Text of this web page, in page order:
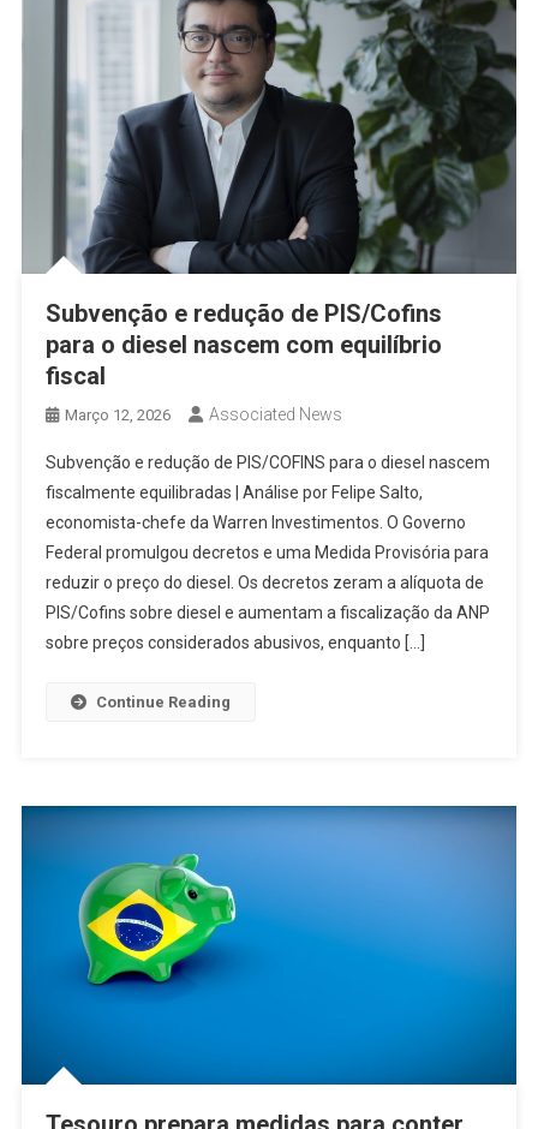
Subvenção e redução de PIS/Cofins
para o diesel nascem com equilíbrio
fiscal
Março 12, 2026 Associated News
Subvenção e redução de PIS/COFINS para o diesel nascem
fiscalmente equilibradas | Análise por Felipe Salto,
economista-chefe da Warren Investimentos. O Governo
Federal promulgou decretos e uma Medida Provisória para
reduzir o preço do diesel. Os decretos zeram a alíquota de
PIS/Cofins sobre diesel e aumentam a fiscalização da ANP
sobre preços considerados abusivos, enquanto […]
Continue Reading